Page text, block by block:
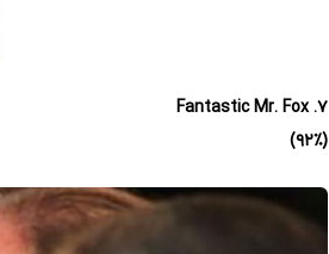
۷. Fantastic Mr. Fox
(۹۲٪)